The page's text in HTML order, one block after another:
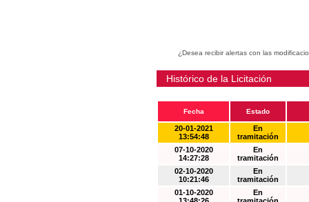
¿Desea recibir alertas con las
Histórico de la Licitación
Fecha Estado
20-01-2021
13:54:48
En
tramitación
07-10-2020
14:27:28
En
tramitación
02-10-2020
10:21:46
En
tramitación
01-10-2020
En